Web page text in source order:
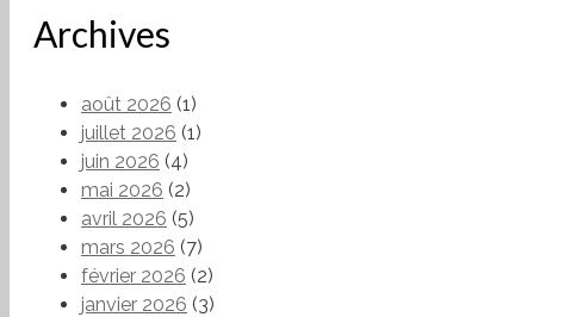
Archives
août 2026 (1)
juillet 2026 (1)
juin 2026 (4)
mai 2026 (2)
avril 2026 (5)
mars 2026 (7)
février 2026 (2)
janvier 2026 (3)